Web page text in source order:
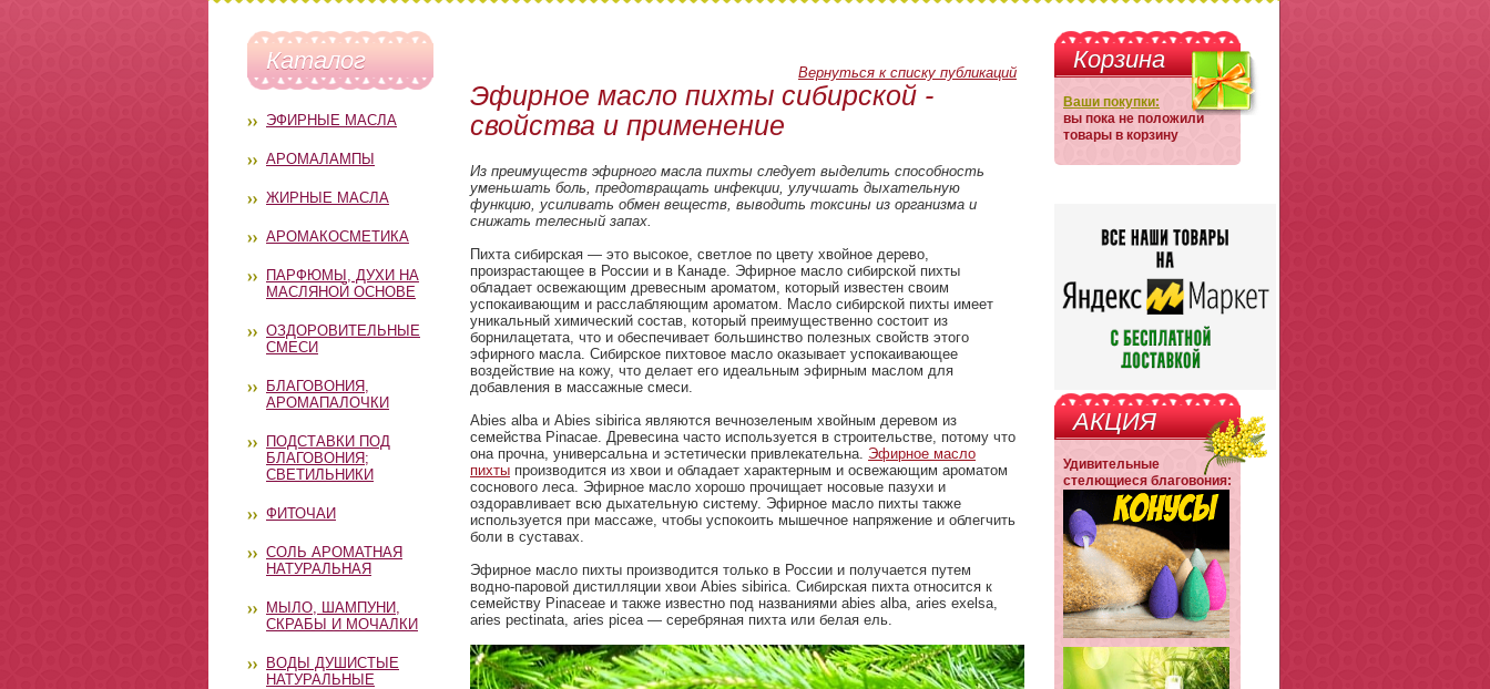
Каталог
ЭФИРНЫЕ МАСЛА
АРОМАЛАМПЫ
ЖИРНЫЕ МАСЛА
АРОМАКОСМЕТИКА
ПАРФЮМЫ, ДУХИ НА
МАСЛЯНОЙ ОСНОВЕ
ОЗДОРОВИТЕЛЬНЫЕ
СМЕСИ
БЛАГОВОНИЯ,
АРОМАПАЛОЧКИ
ПОДСТАВКИ ПОД
БЛАГОВОНИЯ;
СВЕТИЛЬНИКИ
ФИТОЧАИ
СОЛЬ АРОМАТНАЯ
НАТУРАЛЬНАЯ
МЫЛО, ШАМПУНИ,
СКРАБЫ И МОЧАЛКИ
ВОДЫ ДУШИСТЫЕ
НАТУРАЛЬНЫЕ
Вернуться к списку публикаций
Эфирное масло пихты сибирской -
свойства и применение
Из преимуществ эфирного масла пихты следует выделить способность
уменьшать боль, предотвращать инфекции, улучшать дыхательную
функцию, усиливать обмен веществ, выводить токсины из организма и
снижать телесный запах.
Пихта сибирская — это высокое, светлое по цвету хвойное дерево,
произрастающее в России и в Канаде. Эфирное масло сибирской пихты
обладает освежающим древесным ароматом, который известен своим
успокаивающим и расслабляющим ароматом. Масло сибирской пихты имеет
уникальный химический состав, который преимущественно состоит из
борнилацетата, что и обеспечивает большинство полезных свойств этого
эфирного масла. Сибирское пихтовое масло оказывает успокаивающее
воздействие на кожу, что делает его идеальным эфирным маслом для
добавления в массажные смеси.
Abies alba и Abies sibirica являются вечнозеленым хвойным деревом из
семейства Pinacae. Древесина часто используется в строительстве, потому что
она прочна, универсальна и эстетически привлекательна. Эфирное масло
пихты производится из хвои и обладает характерным и освежающим ароматом
соснового леса. Эфирное масло хорошо прочищает носовые пазухи и
оздоравливает всю дыхательную систему. Эфирное масло пихты также
используется при массаже, чтобы успокоить мышечное напряжение и облегчить
боли в суставах.
Эфирное масло пихты производится только в России и получается путем
водно-паровой дистилляции хвои Abies sibirica. Сибирская пихта относится к
семейству Pinaceae и также известно под названиями abies alba, aries exelsa,
aries pectinata, aries picea — серебряная пихта или белая ель.
Корзина
Ваши покупки:
вы пока не положили
товары в корзину
АКЦИЯ
Удивительные
стелющиеся благовония: